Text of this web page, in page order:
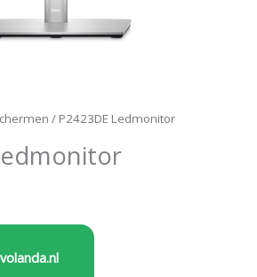
/ P2423DE Ledmonitor